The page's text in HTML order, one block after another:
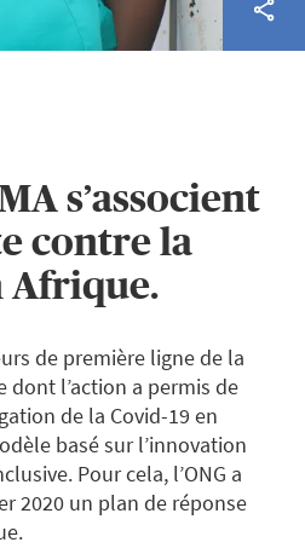
s’associent
contre la
Afrique.
de première ligne de la
dont l’action a permis de
de la Covid-19 en
basé sur l’innovation
Pour cela, l’ONG a
2020 un plan de réponse